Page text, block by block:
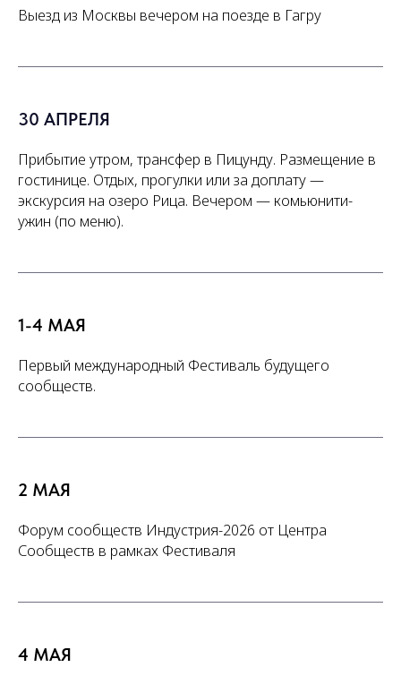
Выезд из Москвы вечером на поезде в Гагру
30 АПРЕЛЯ
Прибытие утром, трансфер в Пицунду. Размещение в
гостинице. Отдых, прогулки или за доплату —
экскурсия на озеро Рица. Вечером — комьюнити-
ужин (по меню).
1-4 МАЯ
Первый международный Фестиваль будущего
сообществ.
2 МАЯ
Форум сообществ Индустрия-2026 от Центра
Сообществ в рамках Фестиваля
4 МАЯ